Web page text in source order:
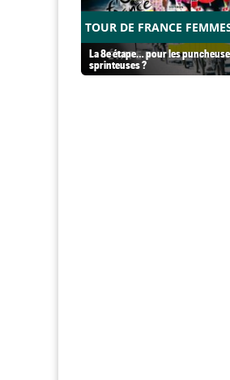
TOUR DE FRANCE
La 8e étape… pour les
sprinteuses ?